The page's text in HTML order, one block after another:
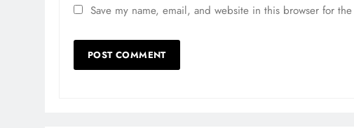
Save my name, email, and website in this browser for